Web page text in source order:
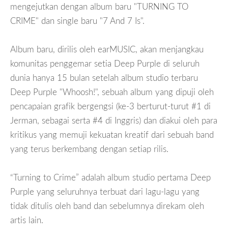
mengejutkan dengan album baru "TURNING TO
CRIME" dan single baru "7 And 7 Is".
Album baru, dirilis oleh earMUSIC, akan menjangkau
komunitas penggemar setia Deep Purple di seluruh
dunia hanya 15 bulan setelah album studio terbaru
Deep Purple "Whoosh!", sebuah album yang dipuji oleh
pencapaian grafik bergengsi (ke-3 berturut-turut #1 di
Jerman, sebagai serta #4 di Inggris) dan diakui oleh para
kritikus yang memuji kekuatan kreatif dari sebuah band
yang terus berkembang dengan setiap rilis.
“Turning to Crime” adalah album studio pertama Deep
Purple yang seluruhnya terbuat dari lagu-lagu yang
tidak ditulis oleh band dan sebelumnya direkam oleh
artis lain.